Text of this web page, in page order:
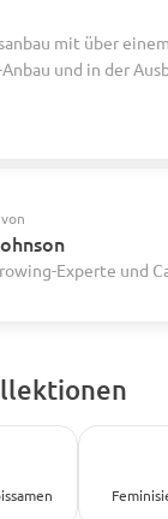
mit über
und in der
Experte und